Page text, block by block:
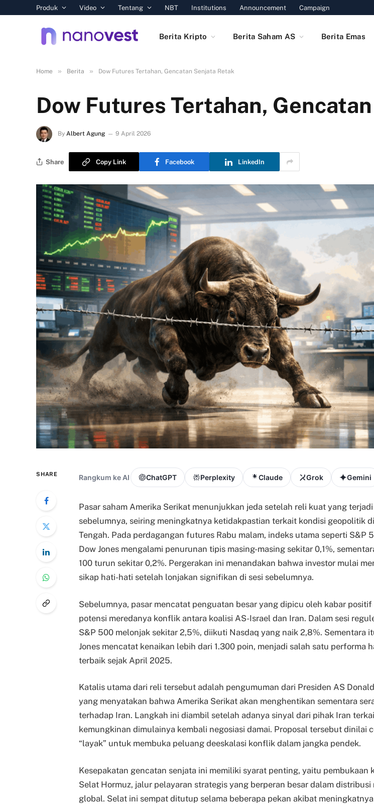
Produk Video Tentang NBT Institutions Announcement Campaign
Berita Kripto Berita Saham AS Berita Emas
Home » Berita » Dow Futures Tertahan, Gencatan Senjata Retak
Dow Futures Tertahan,
By Albert Agung 9 April 2026
Share Copy Link Facebook LinkedIn
SHARE Rangkum ke AI ChatGPT Perplexity Claude Grok Gemini
Pasar saham Amerika Serikat menunjukkan jeda setelah reli kuat yang terjadi
sebelumnya, seiring meningkatnya ketidakpastian terkait kondisi geopolitik
Tengah. Pada perdagangan futures Rabu malam, indeks utama seperti S&P
Dow Jones mengalami penurunan tipis masing-masing sekitar 0,1%,
100 turun sekitar 0,2%. Pergerakan ini menandakan bahwa investor mulai
sikap hati-hati setelah lonjakan signifikan di sesi sebelumnya.
Sebelumnya, pasar mencatat penguatan besar yang dipicu oleh kabar positif
potensi meredanya konflik antara koalisi AS-Israel dan Iran. Dalam sesi
S&P 500 melonjak sekitar 2,5%, diikuti Nasdaq yang naik 2,8%. Sementara
Jones mencatat kenaikan lebih dari 1.300 poin, menjadi salah satu performa
terbaik sejak April 2025.
Katalis utama dari reli tersebut adalah pengumuman dari Presiden AS
yang menyatakan bahwa Amerika Serikat akan menghentikan sementara
terhadap Iran. Langkah ini diambil setelah adanya sinyal dari pihak Iran
kemungkinan dimulainya kembali negosiasi damai. Proposal tersebut dinilai
“layak” untuk membuka peluang deeskalasi konflik dalam jangka pendek.
Kesepakatan gencatan senjata ini memiliki syarat penting, yaitu pembukaan
Selat Hormuz, jalur pelayaran strategis yang berperan besar dalam distribusi
global. Selat ini sempat ditutup selama beberapa pekan akibat